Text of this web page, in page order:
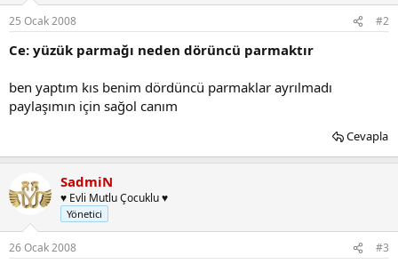
25 Ocak 2008 #2
Ce: yüzük parmağı neden dörüncü parmaktır
ben yaptım kıs benim dördüncü parmaklar ayrılmadı
paylaşımın için sağol canım
Cevapla
SadmiN
♥ Evli Mutlu Çocuklu ♥
Yönetici
26 Ocak 2008 #3